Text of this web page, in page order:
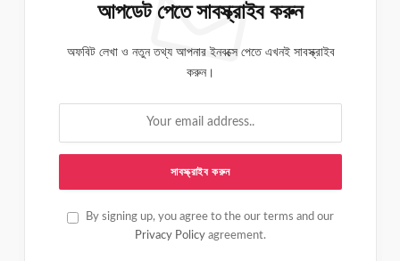
আপডেট পেতে সাবস্ক্রাইব করুন
অফবিট লেখা ও নতুন তথ্য আপনার ইনবক্সে পেতে এখনই সাবস্ক্রাইব
করুন।
By signing up, you agree to the our terms and our
Privacy Policy agreement.